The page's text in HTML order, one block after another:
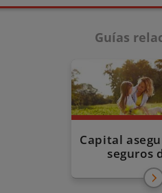
Guías
Capital
seguros